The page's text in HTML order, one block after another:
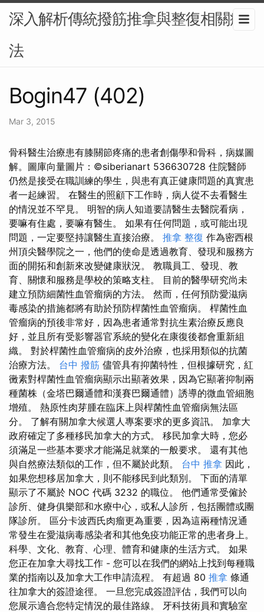
深入解析傳統撥筋推拿與整復相關療
法
Bogin47 (402)
Mar 3, 2015
骨科醫生治療患有膝關節疼痛的患者創傷學和骨科，病媒圖
解。圖庫向量圖片：©siberianart 536630728 住院醫師
仍然是接受在職訓練的學生，與患有真正健康問題的真實患
者一起練習。 在醫生的照顧下工作時，病人從不去看醫生
的情況並不罕見。 明智的病人知道要請醫生去醫院看病，
要嘛有住處，要嘛有醫生。 如果有任何問題，或可能出現
問題，一定要堅持讓醫生直接治療。 推拿 整復 作為密西根
州頂尖醫學院之一，他們的使命是透過教育、發現和服務方
面的開拓和創新來改變健康狀況。 教職員工、發現、教
育、關懷和服務是學校的策略支柱。 目前的醫學研究尚未
建立預防細菌性血管瘤病的方法。 然而，任何預防愛滋病
毒感染的措施都將有助於預防桿菌性血管瘤病。 桿菌性血
管瘤病的預後非常好，因為患者通常對抗生素治療反應良
好，並且所有受影響器官系統的變化在康復後都會重新組
織。 對於桿菌性血管瘤病的皮外治療，也採用類似的抗菌
治療方法。 台中 撥筋 儘管具有抑菌特性，但根據研究，紅
黴素對桿菌性血管瘤病顯示出顯著效果，因為它顯著抑制兩
種菌株（金塔巴爾通體和漢賽巴爾通體）誘導的微血管細胞
增殖。 熱原性肉芽腫在臨床上與桿菌性血管瘤病無法區
分。 了解有關加拿大候選人專案要求的更多資訊。 加拿大
政府確定了多種移民加拿大的方式。 移民加拿大時，您必
須滿足一些基本要求才能滿足就業的一般要求。 還有其他
與自然療法類似的工作，但不屬於此類。 台中 推拿 因此，
如果您想移居加拿大，則不能移民到此類別。 下面的清單
顯示了不屬於 NOC 代碼 3232 的職位。 他們通常受僱於
診所、健身俱樂部和水療中心，或私人診所，包括團體或團
隊診所。 區分卡波西氏肉瘤更為重要，因為這兩種情況通
常發生在愛滋病毒感染者和其他免疫功能正常的患者身上。
科學、文化、教育、心理、體育和健康的生活方式。 如果
您正在加拿大尋找工作 - 您可以在我們的網站上找到每種職
業的指南以及加拿大工作申請流程。 有超過 80 推拿 條通
往加拿大的簽證途徑。 一旦您完成簽證評估，我們可以向
您展示適合您特定情況的最佳路線。 牙科技術員和實驗室